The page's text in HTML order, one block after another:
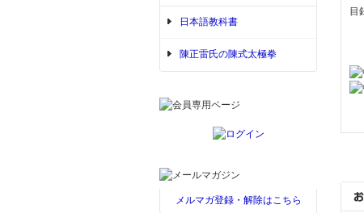
日本語教科書
陳正雷氏の陳式太極拳
メルマガ登録・解除はこちら
目